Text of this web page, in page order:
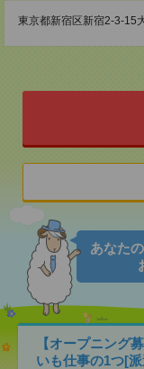
東京都新宿区新宿2-3-15
あなた
【オープニング
いも仕事の1つ[